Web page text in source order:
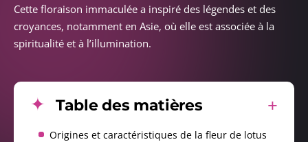
Cette floraison immaculée a inspiré des légendes et des
croyances, notamment en Asie, où elle est associée à la
spiritualité et à l’illumination.
Table des matières
Origines et caractéristiques de la fleur de lotus